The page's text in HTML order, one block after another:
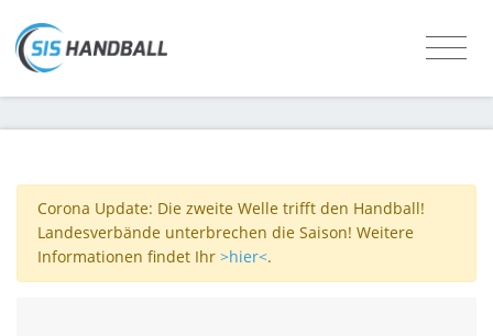
Corona Update: Die zweite Welle trifft den Handball!
Landesverbände unterbrechen die Saison! Weitere
Informationen findet Ihr >hier<.